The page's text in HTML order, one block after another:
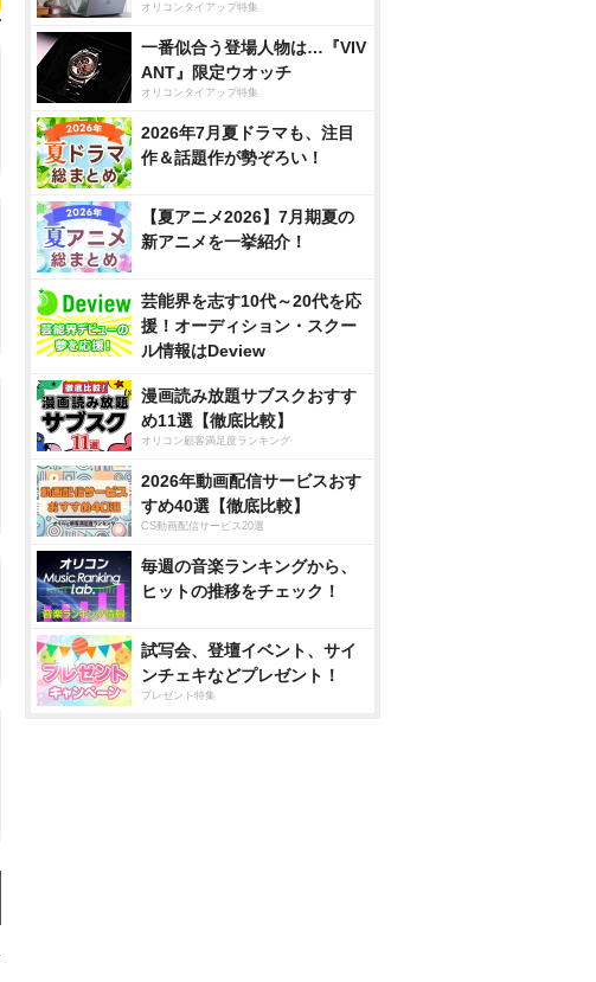
オリコンタイアップ特集
一番似合う登場人物は…『VIV
ANT』限定ウオッチ
オリコンタイアップ特集
2026年7月夏ドラマも、注目
作＆話題作が勢ぞろい！
【夏アニメ2026】7月期夏の
新アニメを一挙紹介！
芸能界を志す10代～20代を応
援！オーディション・スクー
ル情報はDeview
漫画読み放題サブスクおすす
め11選【徹底比較】
オリコン顧客満足度ランキング
2026年動画配信サービスおす
すめ40選【徹底比較】
CS動画配信サービス20選
毎週の音楽ランキングから、
ヒットの推移をチェック！
試写会、登壇イベント、サイ
ンチェキなどプレゼント！
プレゼント特集